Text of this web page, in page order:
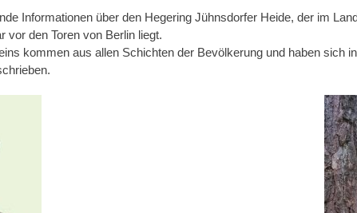
Informationen über den Hegering Jühnsdorfer Heide, der im
vor den Toren von Berlin liegt.
kommen aus allen Schichten der Bevölkerung und haben sich